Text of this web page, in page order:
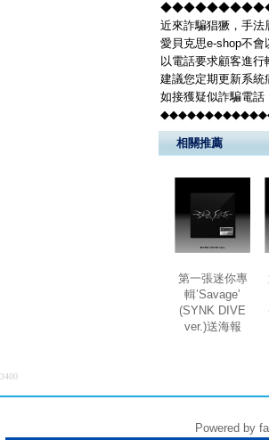
近來詐騙猖獗，手法
愛貝克思e-shop不
以電話要求顧客進
建議您定期更新系
如接獲疑似詐騙電話
相關推薦
第一張迷你專
輯’Savage’
(SYNK DIVE
ver.)送海報
3400
Powered by